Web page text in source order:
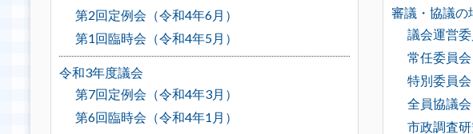
第2回定例会（令和4年6月）
第1回臨時会（令和4年5月）
令和3年度議会
第7回定例会（令和4年3月）
第6回臨時会（令和4年1月）
審議・協議の
議会運営委
常任委員会
特別委員会
全員協議会
市政調査研